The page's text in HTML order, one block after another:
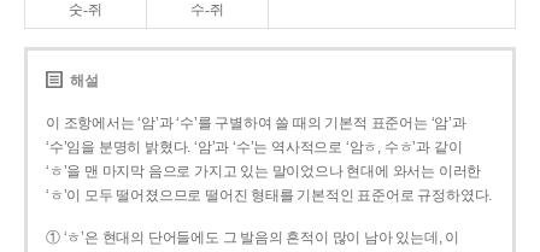
숫-쥐 수-쥐
해설
이 조항에서는 ‘암’과 ‘수’를 구별하여 쓸 때의 기본적 표준어는 ‘암’과
‘수’임을 분명히 밝혔다. ‘암’과 ‘수’는 역사적으로 ‘암ㅎ, 수ㅎ’과 같이
‘ㅎ’을 맨 마지막 음으로 가지고 있는 말이었으나 현대에 와서는 이러한
‘ㅎ’이 모두 떨어졌으므로 떨어진 형태를 기본적인 표준어로 규정하였다.
① ‘ㅎ’은 현대의 단어들에도 그 발음의 흔적이 많이 남아 있는데, 이